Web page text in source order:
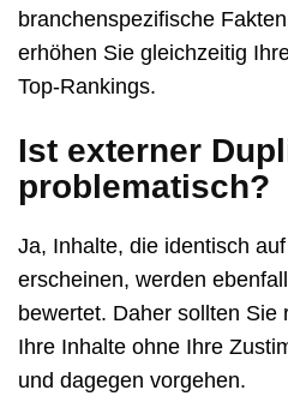
branchenspezifische
erhöhen Sie gleichzeitig
Top-Rankings.
Ist externer
problematisch?
Ja, Inhalte, die identisch
erscheinen, werden
bewertet. Daher sollten Sie
Ihre Inhalte ohne Ihre
und dagegen vorgehen.